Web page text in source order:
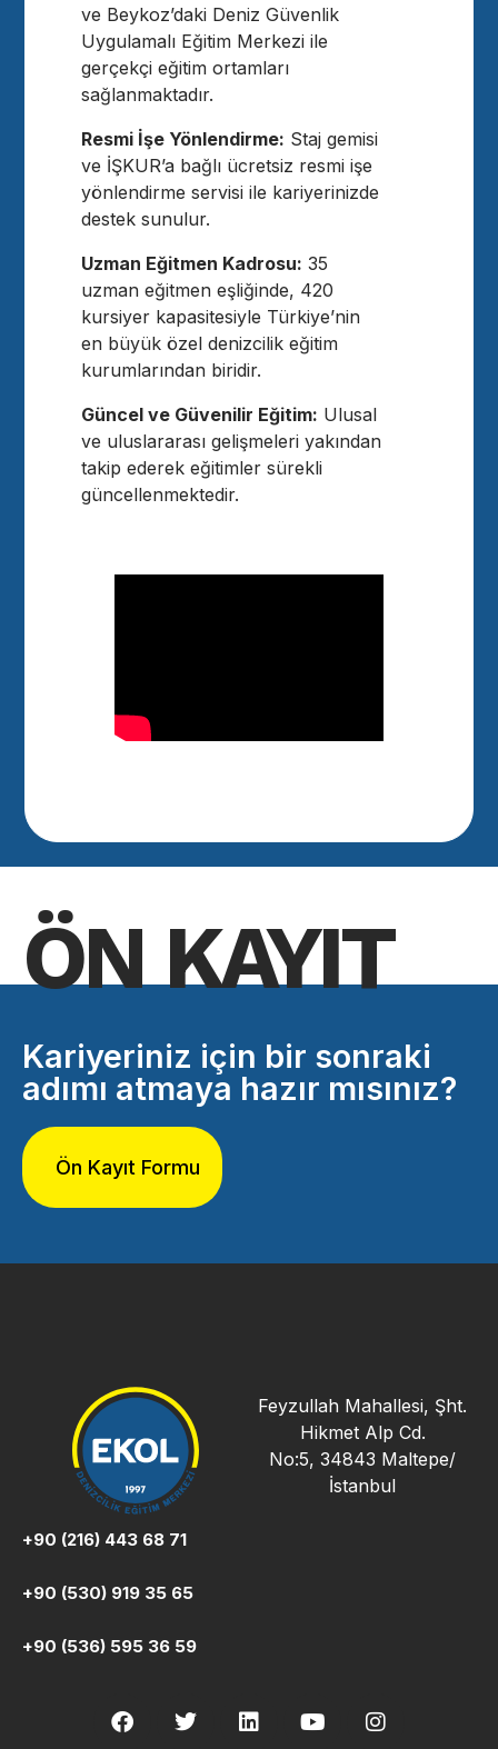
ve Beykoz’daki Deniz Güvenlik
Uygulamalı Eğitim Merkezi ile
gerçekçi eğitim ortamları
sağlanmaktadır.
Resmi İşe Yönlendirme: Staj gemisi
ve İŞKUR’a bağlı ücretsiz resmi işe
yönlendirme servisi ile kariyerinizde
destek sunulur.
Uzman Eğitmen Kadrosu: 35
uzman eğitmen eşliğinde, 420
kursiyer kapasitesiyle Türkiye’nin
en büyük özel denizcilik eğitim
kurumlarından biridir.
Güncel ve Güvenilir Eğitim: Ulusal
ve uluslararası gelişmeleri yakından
takip ederek eğitimler sürekli
güncellenmektedir.
ÖN KAYIT
Kariyeriniz için bir sonraki
adımı atmaya hazır mısınız?
Ön Kayıt Formu
Feyzullah Mahallesi, Şht.
Hikmet Alp Cd.
No:5, 34843 Maltepe/
İstanbul
+90 (216) 443 68 71
+90 (530) 919 35 65
+90 (536) 595 36 59